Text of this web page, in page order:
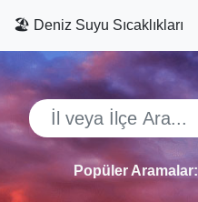
🏖️ Deniz Suyu Sıcaklıkları
Popüler Aramalar: